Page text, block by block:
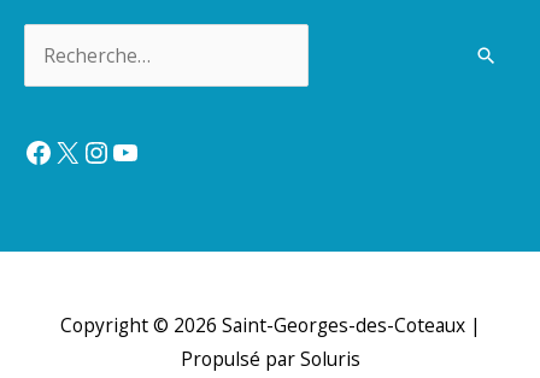
Facebook
X Instagram
YouTube
Copyright © 2026 Saint-Georges-des-Coteaux|
Propulsé par Soluris